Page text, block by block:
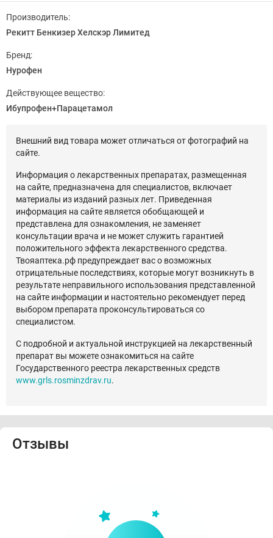
Производитель:
Рекитт Бенкизер Хелскэр Лимитед
Бренд:
Нурофен
Действующее вещество:
Ибупрофен+Парацетамол
Внешний вид товара может отличаться от фотографий на
сайте.
Информация о лекарственных препаратах, размещенная
на сайте, предназначена для специалистов, включает
материалы из изданий разных лет. Приведенная
информация на сайте является обобщающей и
представлена для ознакомления, не заменяет
консультации врача и не может служить гарантией
положительного эффекта лекарственного средства.
Твояаптека.рф предупреждает вас о возможных
отрицательные последствиях, которые могут возникнуть в
результате неправильного использования представленной
на сайте информации и настоятельно рекомендует перед
выбором препарата проконсультироваться со
специалистом.
С подробной и актуальной инструкцией на лекарственный
препарат вы можете ознакомиться на сайте
Государственного реестра лекарственных средств
www.grls.rosminzdrav.ru.
Отзывы